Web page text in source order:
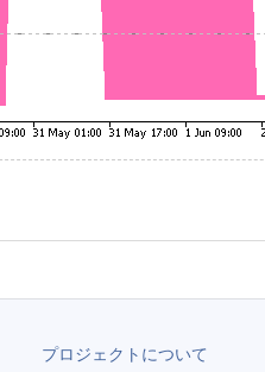
プロジェクトについて